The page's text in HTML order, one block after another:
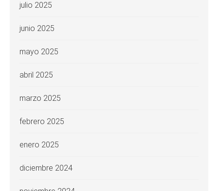
julio 2025
junio 2025
mayo 2025
abril 2025
marzo 2025
febrero 2025
enero 2025
diciembre 2024